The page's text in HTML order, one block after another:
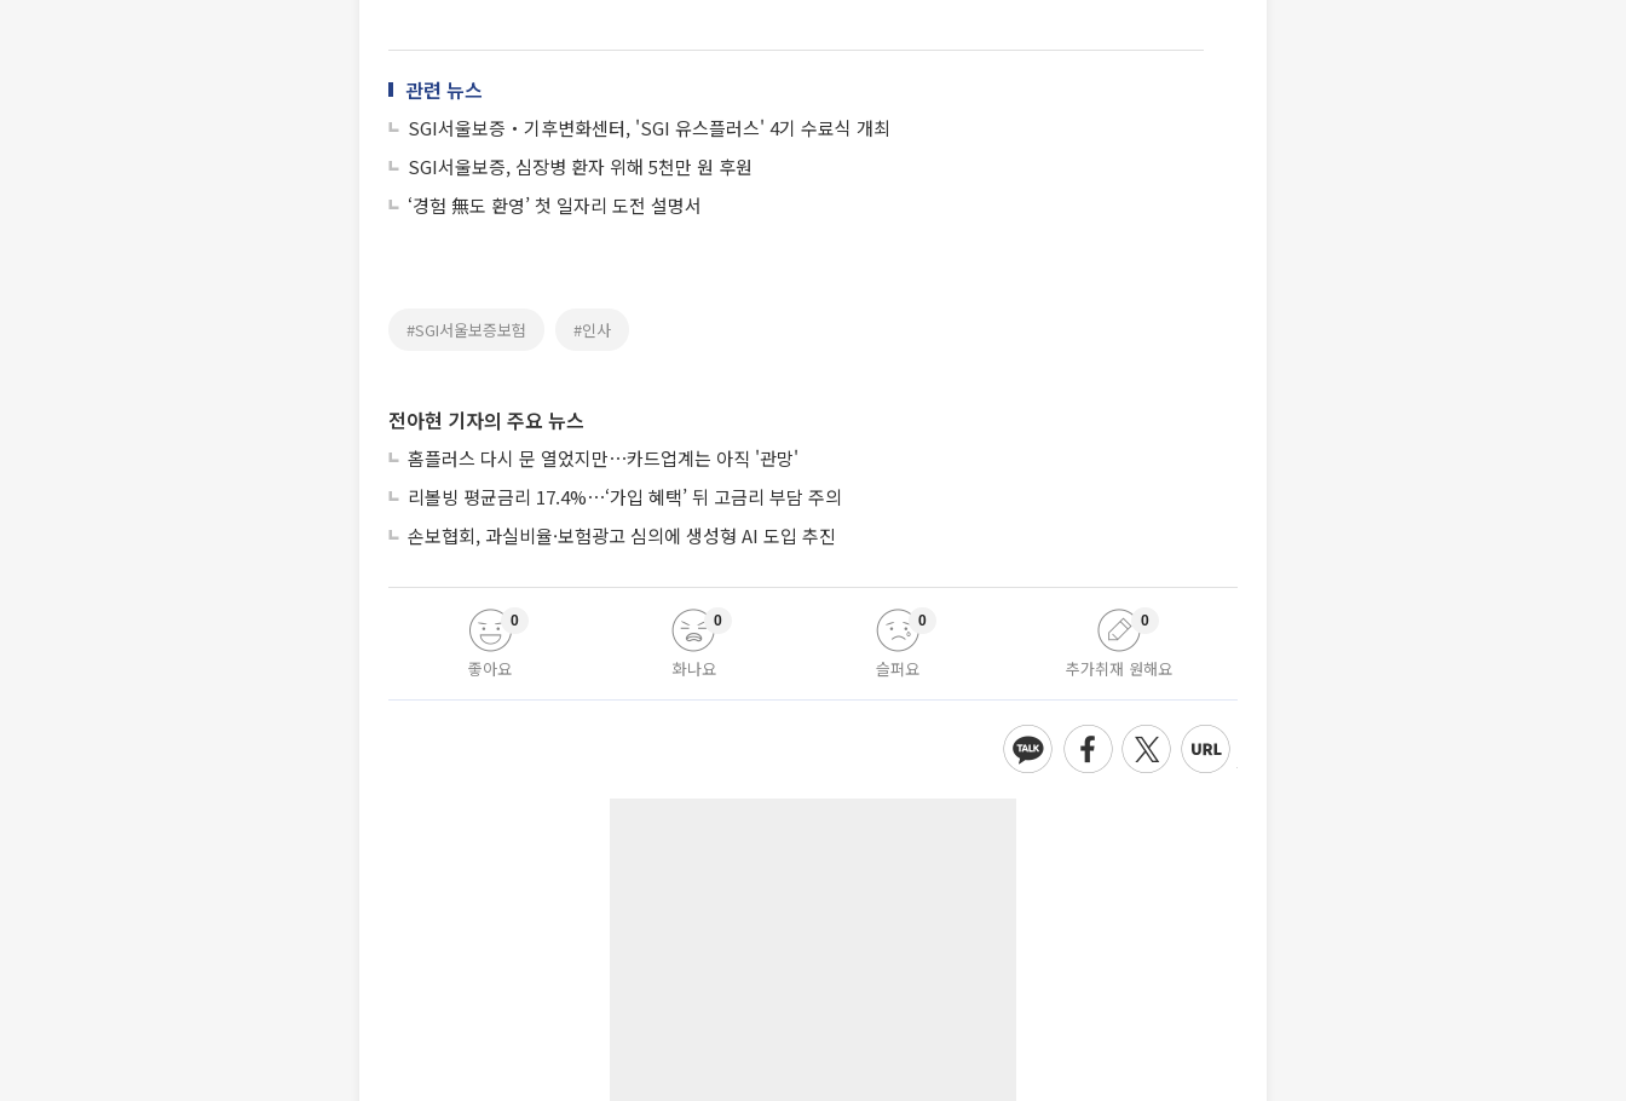
관련 뉴스
SGI서울보증‧기후변화센터, 'SGI 유스플러스' 4기 수료식 개최
SGI서울보증, 심장병 환자 위해 5천만 원 후원
‘경험 無도 환영’ 첫 일자리 도전 설명서
#SGI서울보증보험 #인사
전아현 기자의 주요 뉴스
홈플러스 다시 문 열었지만⋯카드업계는 아직 '관망'
리볼빙 평균금리 17.4%⋯‘가입 혜택’ 뒤 고금리 부담 주의
손보협회, 과실비율·보험광고 심의에 생성형 AI 도입 추진
좋아요
0
화나요
0
슬퍼요
0
추가취재 원해요
0